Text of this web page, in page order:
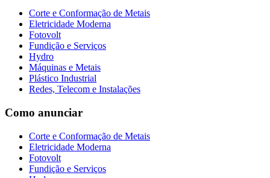
Corte e Conformação de Metais
Eletricidade Moderna
Fotovolt
Fundição e Serviços
Hydro
Máquinas e Metais
Plástico Industrial
Redes, Telecom e Instalações
Como anunciar
Corte e Conformação de Metais
Eletricidade Moderna
Fotovolt
Fundição e Serviços